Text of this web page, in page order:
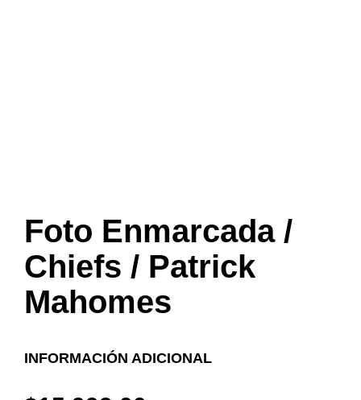
Foto Enmarcada /
Chiefs / Patrick
Mahomes
INFORMACIÓN ADICIONAL